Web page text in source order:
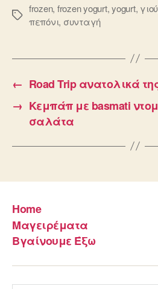
Ετικέτες
frozen, frozen yogurt,yogurt,
πεπόνι, συνταγή
← Road Trip ανατολικά
→ Κεμπάπ με basmati
σαλάτα
Home
Μαγειρέματα
Βγαίνουμε Έξω